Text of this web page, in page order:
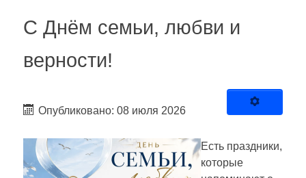
С Днём семьи, любви и
верности!
Опубликовано: 08 июля 2026
Есть праздники,
которые